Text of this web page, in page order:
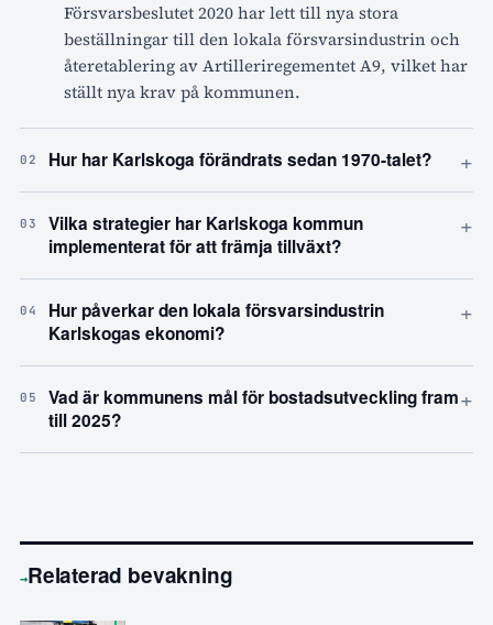
Försvarsbeslutet 2020 har lett till nya stora
beställningar till den lokala försvarsindustrin och
återetablering av Artilleriregementet A9, vilket har
ställt nya krav på kommunen.
02 Hur har Karlskoga förändrats sedan 1970-talet? +
03
Vilka strategier har Karlskoga kommun
implementerat för att främja tillväxt?
+
04
Hur påverkar den lokala försvarsindustrin
Karlskogas ekonomi?
+
05
Vad är kommunens mål för bostadsutveckling fram
till 2025?
+
→Relaterad bevakning